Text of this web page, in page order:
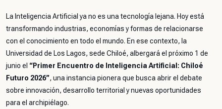
La Inteligencia Artificial ya no es una tecnología lejana. Hoy está
transformando industrias, economías y formas de relacionarse
con el conocimiento en todo el mundo. En ese contexto, la
Universidad de Los Lagos, sede Chiloé, albergará el próximo 1 de
junio el “Primer Encuentro de Inteligencia Artificial: Chiloé
Futuro 2026”, una instancia pionera que busca abrir el debate
sobre innovación, desarrollo territorial y nuevas oportunidades
para el archipiélago.